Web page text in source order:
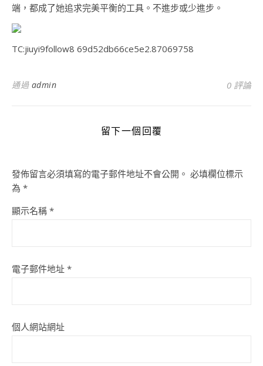
端，都成了她追求完美平衡的工具。不進步或少進步。
TC:jiuyi9follow8 69d52db66ce5e2.87069758
通過 admin 0 評論
留下一個回覆
發佈留言必須填寫的電子郵件地址不會公開。 必填欄位標示
為 *
顯示名稱 *
電子郵件地址 *
個人網站網址